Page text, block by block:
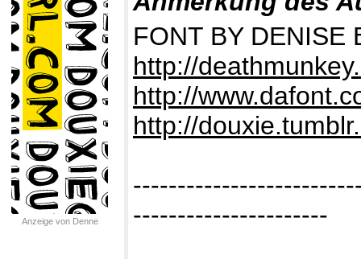
Anzeige von Denne
FONT BY DENISE
http://
http://
http://
----------------------